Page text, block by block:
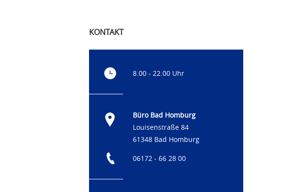
KONTAKT
8.00 - 22.00 Uhr
Büro Bad Homburg
Louisenstraße 84
61348 Bad Homburg
06172 - 66 28 00